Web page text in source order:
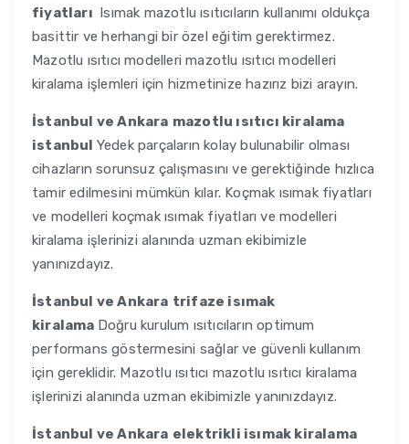
fiyatları Isımak mazotlu ısıtıcıların kullanımı oldukça
basittir ve herhangi bir özel eğitim gerektirmez.
Mazotlu ısıtıcı modelleri mazotlu ısıtıcı modelleri
kiralama işlemleri için hizmetinize hazırız bizi arayın.
İstanbul ve Ankara mazotlu ısıtıcı kiralama
istanbul Yedek parçaların kolay bulunabilir olması
cihazların sorunsuz çalışmasını ve gerektiğinde hızlıca
tamir edilmesini mümkün kılar. Koçmak ısımak fiyatları
ve modelleri koçmak ısımak fiyatları ve modelleri
kiralama işlerinizi alanında uzman ekibimizle
yanınızdayız.
İstanbul ve Ankara trifaze isımak
kiralama Doğru kurulum ısıtıcıların optimum
performans göstermesini sağlar ve güvenli kullanım
için gereklidir. Mazotlu ısıtıcı mazotlu ısıtıcı kiralama
işlerinizi alanında uzman ekibimizle yanınızdayız.
İstanbul ve Ankara elektrikli isımak kiralama